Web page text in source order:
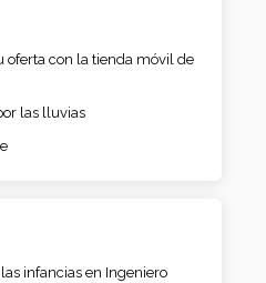
oferta con la tienda móvil de
las lluvias
infancias en Ingeniero